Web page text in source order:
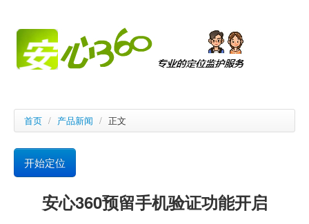
首页 / 产品新闻 / 正文
开始定位
安心360预留手机验证功能开启